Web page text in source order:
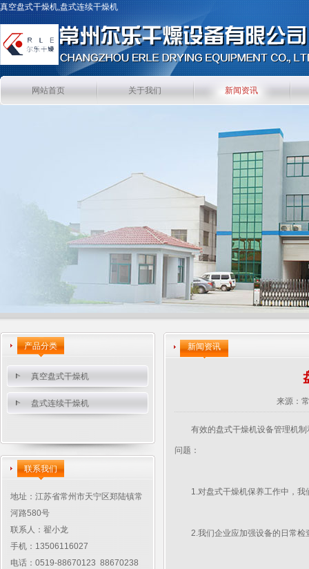
真空盘式干燥机,盘式连续干燥机
网站首页 关于我们 新闻资讯
产品分类
真空盘式干燥机
盘式连续干燥机
联系我们
地址：江苏省常州市天宁区郑陆镇常
河路580号
联系人：翟小龙
手机：13506116027
电话：0519-88670123 88670238
新闻资讯
来源：
有效的盘式干燥机设备管理机制
问题：
1.对盘式干燥机保养工作中，我
2.我们企业应加强设备的日常检